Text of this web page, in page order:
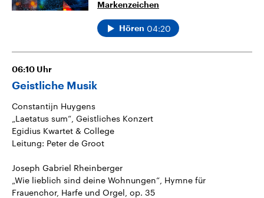
Markenzeichen
Hören 04:20
06:10 Uhr
Geistliche Musik
Constantijn Huygens
„Laetatus sum“, Geistliches Konzert
Egidius Kwartet & College
Leitung: Peter de Groot
Joseph Gabriel Rheinberger
„Wie lieblich sind deine Wohnungen“, Hymne für
Frauenchor, Harfe und Orgel, op. 35